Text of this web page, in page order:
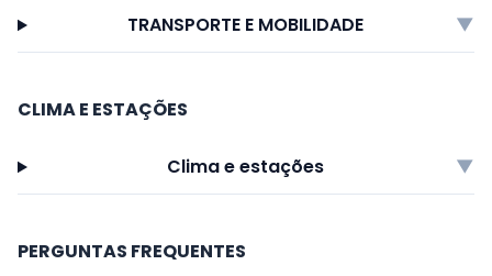
TRANSPORTE E MOBILIDADE ▼
CLIMA E ESTAÇÕES
Clima e estações ▼
PERGUNTAS FREQUENTES